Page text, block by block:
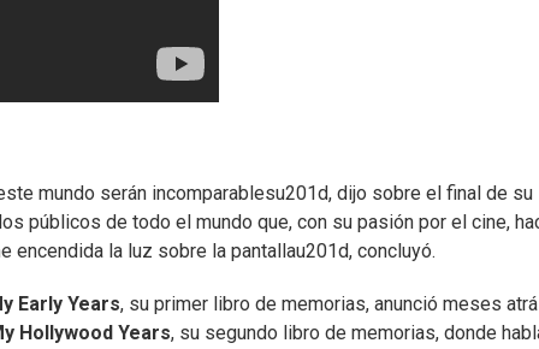
mundo serán incomparablesu201d, dijo sobre el final de su
públicos de todo el mundo que, con su pasión por el cine,
la luz sobre la pantallau201d, concluyó.
Early Years, su primer libro de memorias, anunció meses
Hollywood Years, su segundo libro de memorias, donde